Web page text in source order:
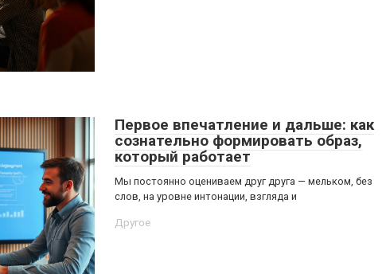
Первое впечатление и дальше: как
сознательно формировать образ,
который работает
Мы постоянно оцениваем друг друга — мельком, без
слов, на уровне интонации, взгляда и
Другое